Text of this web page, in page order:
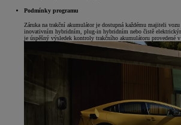
Podmínky programu
Záruka na trakční akumulátor je dostupná každému majiteli
inovativním hybridním, plug-in hybridním nebo čistě
je úspěšný výsledek kontroly trakčního akumulátoru provedené